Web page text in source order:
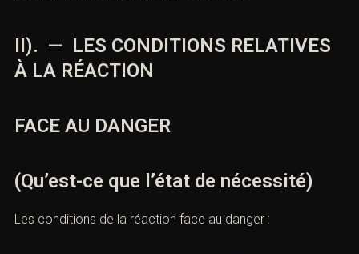
II). — LES CONDITIONS RELATIVES
À LA RÉACTION
FACE AU DANGER
(Qu’est-ce que l’état de nécessité)
Les conditions de la réaction face au danger :